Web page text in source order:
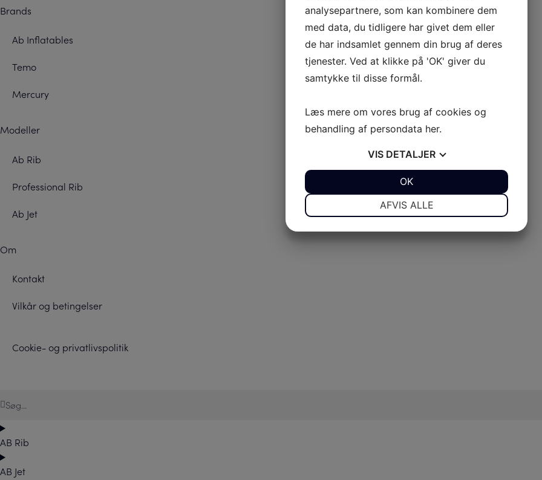
Brands
Ab Inflatables
Temo
Mercury
Modeller
Ab Rib
Professional Rib
Ab Jet
Om
Kontakt
Vilkår og betingelser
Cookie- og privatlivspolitik
AB Rib
AB Jet
analysepartnere, som kan kombinere dem
med data, du tidligere har givet dem eller
de har indsamlet gennem din brug af deres
tjenester. Ved at klikke på 'OK' giver du
samtykke til disse formål.
Læs mere om vores brug af cookies og
behandling af persondata her.
VIS DETALJER
AFVIS ALLE
OK